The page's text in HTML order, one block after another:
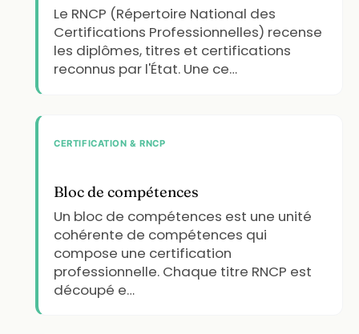
Le RNCP (Répertoire National des
Certifications Professionnelles) recense
les diplômes, titres et certifications
reconnus par l'État. Une ce…
CERTIFICATION & RNCP
Bloc de compétences
Un bloc de compétences est une unité
cohérente de compétences qui
compose une certification
professionnelle. Chaque titre RNCP est
découpé e…